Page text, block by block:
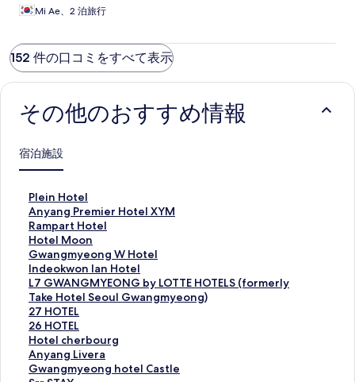
Mi Ae、2 泊旅行
152 件の口コミをすべて表示
その他のおすすめ情報
宿泊施設
Plein Hotel
P
l
e
i
n
H
o
t
e
l
の
ペ
ー
Anyang Premier Hotel XYM
A
n
y
a
n
g
P
r
e
m
i
e
Rampart Hotel
R
a
m
p
a
r
t
H
o
t
e
Hotel Moon
H
o
t
e
l
M
o
o
n
の
Gwangmyeong W Hotel
G
w
a
n
g
m
y
e
o
Indeokwon Ian Hotel
I
n
d
e
o
k
w
o
L7 GWANGMYEONG by LOTTE HOTELS (formerly
Take Hotel Seoul Gwangmyeong)
L
7
G
W
A
N
G
27 HOTEL
2
7
H
O
T
26 HOTEL
2
6
H
O
Hotel cherbourg
H
o
t
Anyang Livera
A
n
Gwangmyeong hotel Castle
G